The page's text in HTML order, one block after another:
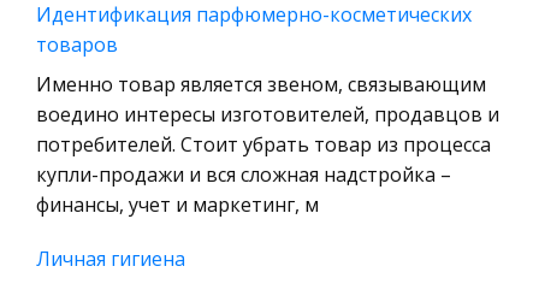
Физкультура и Спорт
История отечественного государства и
права
Технология
Уголовное право
Охрана природы, Экология,
Идентификация парфюмерно-косметических
товаров
Именно товар является звеном, связывающим
воедино интересы изготовителей, продавцов и
потребителей. Стоит убрать товар из процесса
купли-продажи и вся сложная надстройка –
финансы, учет и маркетинг, м
Личная гигиена